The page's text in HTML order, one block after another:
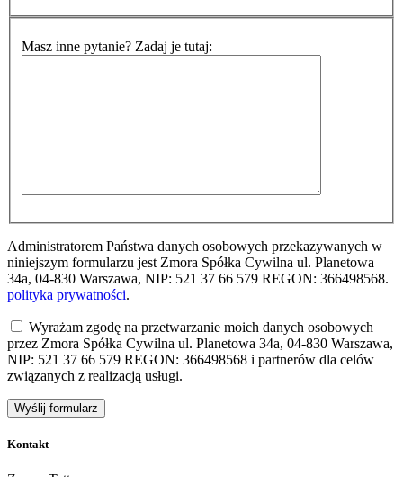
Masz inne pytanie? Zadaj je tutaj:
Administratorem Państwa danych osobowych przekazywanych w
niniejszym formularzu jest Zmora Spółka Cywilna ul. Planetowa
34a, 04-830 Warszawa, NIP: 521 37 66 579 REGON: 366498568.
polityka prywatności.
Wyrażam zgodę na przetwarzanie moich danych osobowych
przez Zmora Spółka Cywilna ul. Planetowa 34a, 04-830 Warszawa,
NIP: 521 37 66 579 REGON: 366498568 i partnerów dla celów
związanych z realizacją usługi.
Kontakt